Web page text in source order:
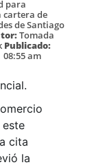
para
cartera de
de Santiago
Tomada
Publicado:
08:55 am
este
cita
la